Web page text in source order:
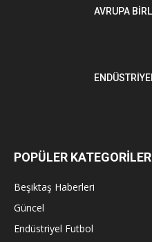
AVRUPA
POPÜLER KATEGORİLER
Beşiktaş Haberleri
Güncel
Endüstriyel Futbol